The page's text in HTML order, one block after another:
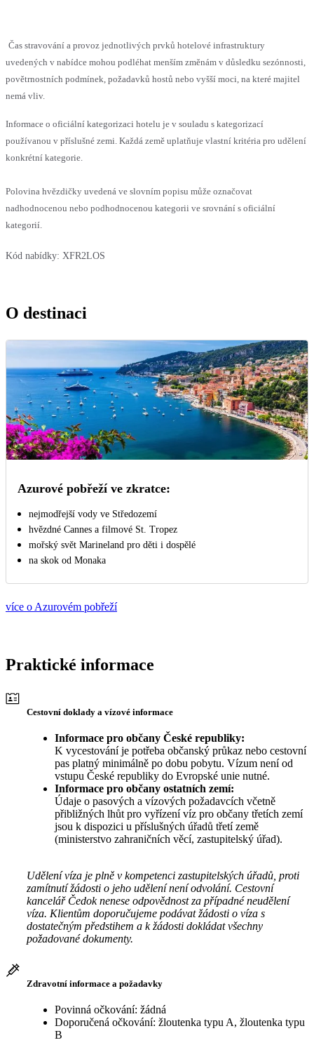
Čas stravování a provoz jednotlivých prvků hotelové infrastruktury
uvedených v nabídce mohou podléhat menším změnám v důsledku sezónnosti,
povětrnostních podmínek, požadavků hostů nebo vyšší moci, na které majitel
nemá vliv.
Informace o oficiální kategorizaci hotelu je v souladu s kategorizací
používanou v příslušné zemi. Každá země uplatňuje vlastní kritéria pro udělení
konkrétní kategorie.
Polovina hvězdičky uvedená ve slovním popisu může označovat
nadhodnocenou nebo podhodnocenou kategorii ve srovnání s oficiální
kategorií.
Kód nabídky: XFR2LOS
O destinaci
Azurové pobřeží ve zkratce:
nejmodřejší vody ve Středozemí
hvězdné Cannes a filmové St. Tropez
mořský svět Marineland pro děti i dospělé
na skok od Monaka
více o Azurovém pobřeží
Praktické informace
Cestovní doklady a vízové informace
Informace pro občany České republiky:
K vycestování je potřeba občanský průkaz nebo cestovní
pas platný minimálně po dobu pobytu. Vízum není od
vstupu České republiky do Evropské unie nutné.
Informace pro občany ostatních zemí:
Údaje o pasových a vízových požadavcích včetně
přibližných lhůt pro vyřízení víz pro občany třetích zemí
jsou k dispozici u příslušných úřadů třetí země
(ministerstvo zahraničních věcí, zastupitelský úřad).
Udělení víza je plně v kompetenci zastupitelských úřadů, proti
zamítnutí žádosti o jeho udělení není odvolání. Cestovní
kancelář Čedok nenese odpovědnost za případné neudělení
víza. Klientům doporučujeme podávat žádosti o víza s
dostatečným předstihem a k žádosti dokládat všechny
požadované dokumenty.
Zdravotní informace a požadavky
Povinná očkování: žádná
Doporučená očkování: žloutenka typu A, žloutenka typu
B